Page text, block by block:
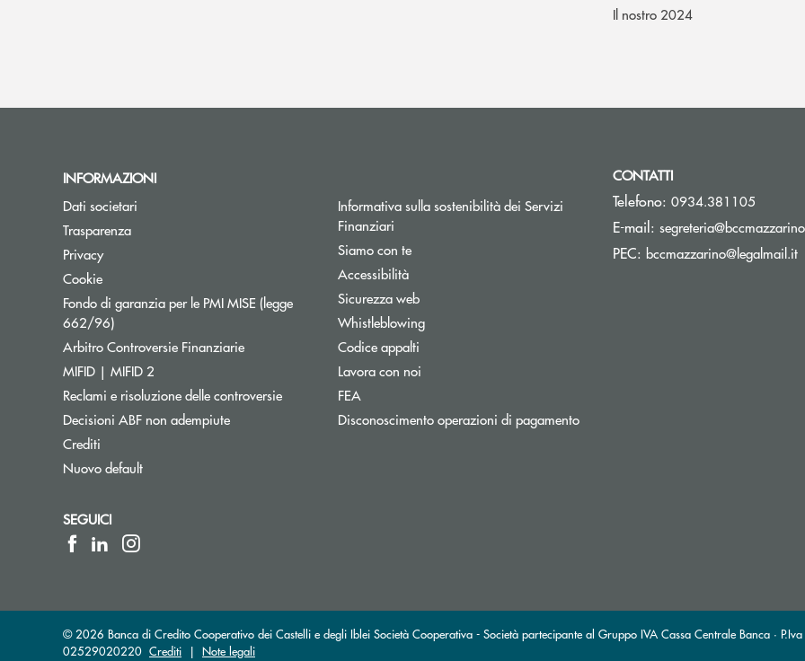
Il nostro 2024
INFORMAZIONI
Dati societari
Trasparenza
Privacy
Cookie
Fondo di garanzia per le PMI MISE (legge
662/96)Apre una nuova finestra
Arbitro Controversie FinanziarieApre una nuova finestra
MIFID | MIFID 2
Reclami e risoluzione delle controversie
Decisioni ABF non adempiute
Crediti
Nuovo default
Informativa sulla sostenibilità dei Servizi
Finanziari
Siamo con te
Accessibilità
Sicurezza web
Whistleblowing
Codice appalti
Lavora con noi
FEA
Disconoscimento operazioni di pagamento
CONTATTI
Telefono: 0934.381105
E-mail:
PEC: bccmazzarino@legalmail.it
SEGUICI
© 2026 Banca di Credito Cooperativo dei Castelli e degli Iblei Società Cooperativa - Società partecipante al Gruppo IVA Cassa Centrale Banca · P.Iva
02529020220 Crediti | Note legali